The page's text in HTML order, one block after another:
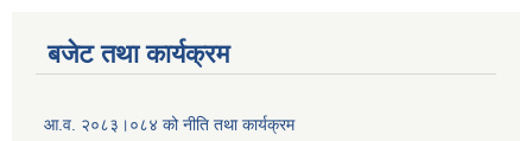
बजेट तथा कार्यक्रम
आ.व. २०८३।०८४ को नीति तथा कार्यक्रम